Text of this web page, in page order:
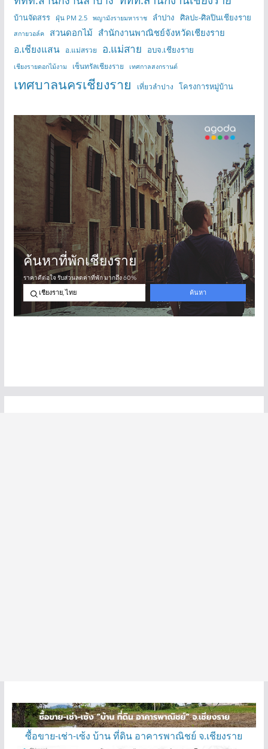
บ้านจัดสรร ฝุ่น PM 2.5 พญามังรายมหาราช ลำปาง ศิลปะ-ศิลปินเชียงราย
สกายวอล์ค สวนดอกไม้ สำนักงานพาณิชย์จังหวัดเชียงราย
อ.เชียงแสน อ.แม่สรวย อ.แม่สาย อบจ.เชียงราย
เชียงรายดอกไม้งาม เซ็นทรัลเชียงราย เทศกาลสงกรานต์
เทศบาลนครเชียงราย เที่ยวลำปาง โครงการหมู่บ้าน
ซื้อขาย-เช่า-เซ้ง บ้าน ที่ดิน อาคารพาณิชย์ จ.เชียงราย